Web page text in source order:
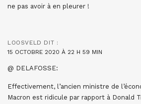
ne pas avoir à en pleurer !
LOOSVELD DIT :
15 OCTOBRE 2020 À 22 H 59 MIN
@ DELAFOSSE:
Effectivement, l’ancien ministre de
Macron est ridicule par rapport à Donald